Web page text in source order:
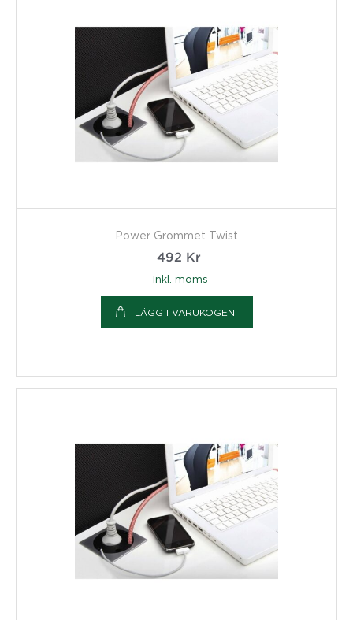
Power Grommet Twist
492 Kr
inkl. moms
LÄGG I VARUKOGEN